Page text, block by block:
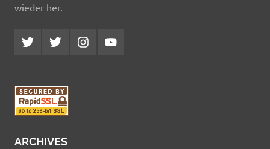
wieder her.
Twitter
MCDP
Twitter
Musicradiostation
InstagramYouTube
ARCHIVES